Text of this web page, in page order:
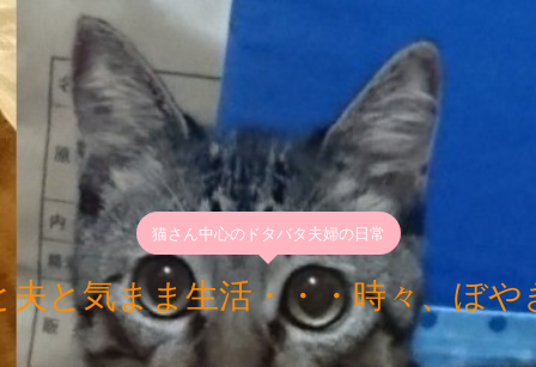
猫さん中心のドタバタ夫婦の日常
夫と気まま生活・・・時々、ぼや